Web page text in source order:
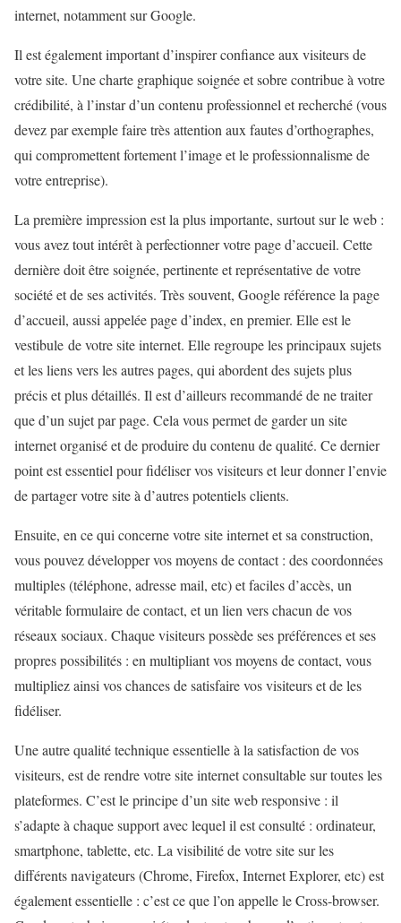
internet, notamment sur Google.
Il est également important d’inspirer confiance aux visiteurs de
votre site. Une charte graphique soignée et sobre contribue à votre
crédibilité, à l’instar d’un contenu professionnel et recherché (vous
devez par exemple faire très attention aux fautes d’orthographes,
qui compromettent fortement l’image et le professionnalisme de
votre entreprise).
La première impression est la plus importante, surtout sur le web :
vous avez tout intérêt à perfectionnervotre page d’accueil. Cette
dernière doit être soignée, pertinente et représentative de votre
société et de ses activités. Très souvent, Google référence la page
d’accueil, aussi appelée page d’index, en premier. Elle est le
vestibule de votre site internet. Elle regroupe les principaux sujets
et les liens vers les autres pages, qui abordent des sujets plus
précis et plus détaillés. Il est d’ailleurs recommandé de ne traiter
que d’un sujet par page. Cela vous permet de garder un site
internet organisé et de produire du contenu de qualité. Ce dernier
point est essentiel pour fidéliser vos visiteurs et leur donner l’envie
de partager votre site à d’autres potentiels clients.
Ensuite, en ce qui concerne votre site internet et sa construction,
vous pouvez développer vos moyens de contact : des coordonnées
multiples (téléphone, adresse mail, etc) et faciles d’accès, un
véritable formulaire de contact, et un lien vers chacun de vos
réseaux sociaux. Chaque visiteurs possède ses préférences et ses
propres possibilités : en multipliant vos moyens de contact, vous
multipliez ainsi vos chances de satisfaire vos visiteurs et de les
fidéliser.
Une autre qualité technique essentielle à la satisfaction de vos
visiteurs, est de rendre votre site internet consultable sur toutes les
plateformes. C’est le principe d’un site web responsive : il
s’adapte à chaque support avec lequel il est consulté : ordinateur,
smartphone, tablette, etc. La visibilité de votre site sur les
différents navigateurs (Chrome, Firefox, Internet Explorer, etc) est
également essentielle : c’est ce que l’on appelle le Cross-browser.